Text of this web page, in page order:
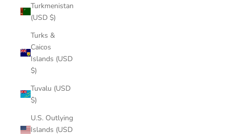
Turkmenistan
(USD $)
Turks &
Caicos
Islands (USD
$)
Tuvalu (USD
$)
U.S. Outlying
Islands (USD